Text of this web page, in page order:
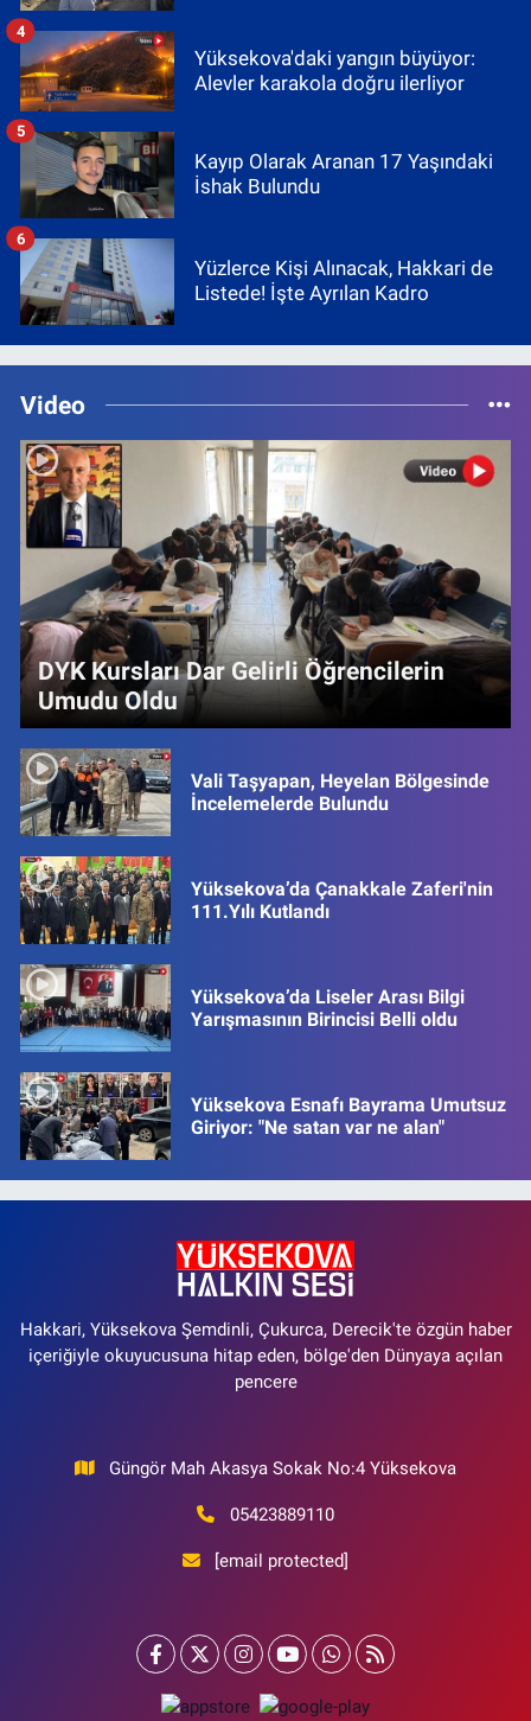
Yüksekova'daki yangın büyüyor:
Alevler karakola doğru ilerliyor
4
Kayıp Olarak Aranan 17 Yaşındaki
İshak Bulundu
5
Yüzlerce Kişi Alınacak, Hakkari de
Listede! İşte Ayrılan Kadro
6
Video
DYK Kursları Dar Gelirli Öğrencilerin
Umudu Oldu
Vali Taşyapan, Heyelan Bölgesinde
İncelemelerde Bulundu
Yüksekova’da Çanakkale Zaferi'nin
111.Yılı Kutlandı
Yüksekova’da Liseler Arası Bilgi
Yarışmasının Birincisi Belli oldu
Yüksekova Esnafı Bayrama Umutsuz
Giriyor: "Ne satan var ne alan"
Hakkari, Yüksekova Şemdinli, Çukurca, Derecik'te özgün haber
içeriğiyle okuyucusuna hitap eden, bölge'den Dünyaya açılan
pencere
Güngör Mah Akasya Sokak No:4 Yüksekova
05423889110
[email protected]